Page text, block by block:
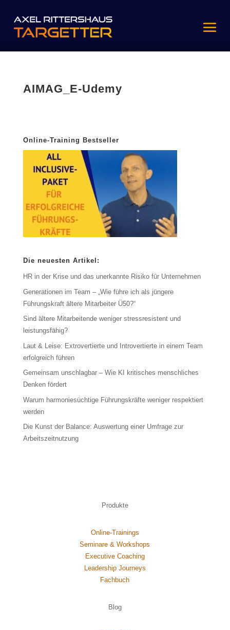
AIMAG_E-Udemy
Online-Training Bestseller
Die neuesten Artikel:
HR in der Krise und das unerkannte Risiko für Unternehmen
Generationen im Team – „Wie führe ich als jüngere
Führungskraft ältere Mitarbeiter Ü50?“
Sind ältere Mitarbeitende weniger stressresistent und
leistungsfähig?
Laut & Leise: Extrovertierte und Introvertierte in einem Team
erfolgreich führen
Gemeinsam unschlagbar – Wie KI kritisches menschliches
Denken fördert
Warum harmoniesüchtige Führungskräfte weniger respektiert
werden
Die Kunst der Balance: Auswertung einer Umfrage zur
Arbeitszeitnutzung
Produkte
Online-Trainings
Seminare & Workshops
Executive Coaching
Leadership Journeys
Fachbuch
Blog